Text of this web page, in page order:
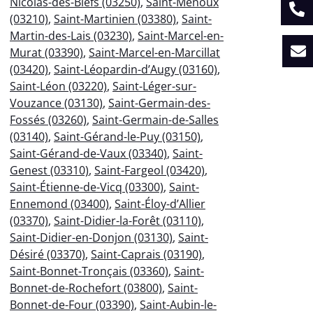
(03210), Saint-Martinien (03380), Saint-
Martin-des-Lais (03230), Saint-Marcel-en-
Murat (03390), Saint-Marcel-en-Marcillat
(03420), Saint-Léopardin-d’Augy (03160),
Saint-Léon (03220), Saint-Léger-sur-
Vouzance (03130), Saint-Germain-des-
Fossés (03260), Saint-Germain-de-Salles
(03140), Saint-Gérand-le-Puy (03150),
Saint-Gérand-de-Vaux (03340), Saint-
Genest (03310), Saint-Fargeol (03420),
Saint-Étienne-de-Vicq (03300), Saint-
Ennemond (03400), Saint-Éloy-d’Allier
(03370), Saint-Didier-la-Forêt (03110),
Saint-Didier-en-Donjon (03130), Saint-
Désiré (03370), Saint-Caprais (03190),
Saint-Bonnet-Tronçais (03360), Saint-
Bonnet-de-Rochefort (03800), Saint-
Bonnet-de-Four (03390), Saint-Aubin-le-